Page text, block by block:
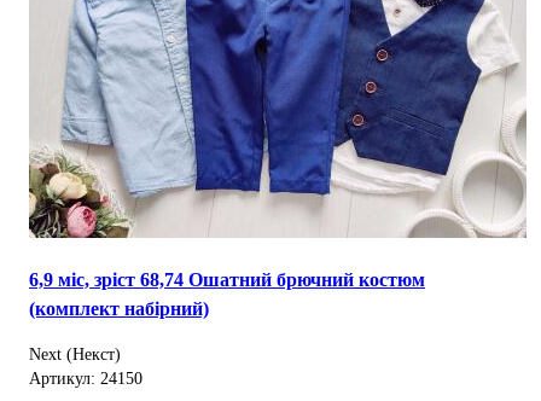
6,9 міс, зріст 68,74 Ошатний брючний костюм
(комплект набірний)
Next (Некст)
Артикул: 24150